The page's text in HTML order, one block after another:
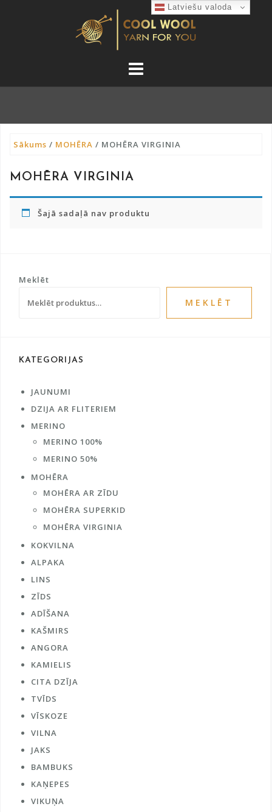
Sākums / MOHĒRA / MOHĒRA VIRGINIA
MOHĒRA VIRGINIA
Šajā sadaļā nav produktu
Meklēt
MEKLĒT
KATEGORIJAS
JAUNUMI
DZIJA AR FLITERIEM
MERINO
MERINO 100%
MERINO 50%
MOHĒRA
MOHĒRA AR ZĪDU
MOHĒRA SUPERKID
MOHĒRA VIRGINIA
KOKVILNA
ALPAKA
LINS
ZĪDS
ADĪŠANA
KAŠMIRS
ANGORA
KAMIELIS
CITA DZĪJA
TVĪDS
VĪSKOZE
VILNA
JAKS
BAMBUKS
KAŅEPES
VIKUŅA
Latviešu valoda